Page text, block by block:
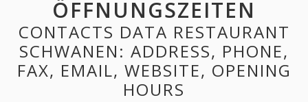
ÖFFNUNGSZEITEN
CONTACTS DATA RESTAURANT
SCHWANEN: ADDRESS, PHONE,
FAX, EMAIL, WEBSITE, OPENING
HOURS